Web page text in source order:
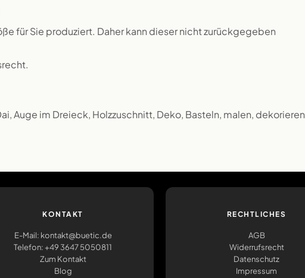
für Sie produziert. Daher kann dieser nicht zurückgegeben
Auge im Dreieck, Holzzuschnitt, Deko, Basteln, malen, dekorieren
KONTAKT
E-Mail: kontakt@buetic.de
Telefon: +49 3647 5050811
Zum Kontakt
Blog
RECHTLICHES
AGB
Widerrufsrecht
Datenschutz
Impressum